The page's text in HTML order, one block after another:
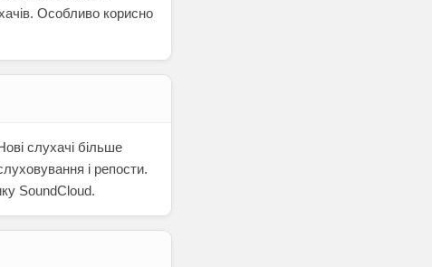
Особливо корисно
слухачі більше
і репости.
SoundCloud.